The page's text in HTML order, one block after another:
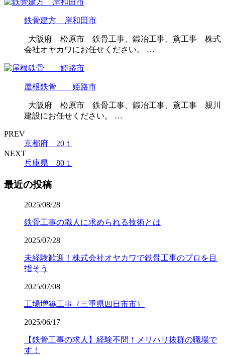
鉄骨建方 岸和田市
大阪府 松原市 鉄骨工事、鍛冶工事、鳶工事 株式
会社オヤカワにお任せください。 …
屋根鉄骨 姫路市
大阪府 松原市 鉄骨工事、鍛冶工事、鳶工事 親川
建設にお任せください。 …
PREV
京都府 20ｔ
NEXT
兵庫県 80ｔ
最近の投稿
2025/08/28
鉄骨工事の職人に求められる技術とは
2025/07/28
未経験歓迎！株式会社オヤカワで鉄骨工事のプロを目
指そう
2025/07/08
工場増築工事（三重県四日市市）
2025/06/17
【鉄骨工事の求人】経験不問！メリハリ抜群の職場で
す！